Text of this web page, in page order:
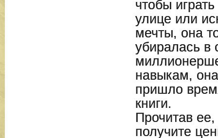
чтобы
улице или
мечты, она
убиралась в
навыкам,
пришло
книги.
Прочитав
получите